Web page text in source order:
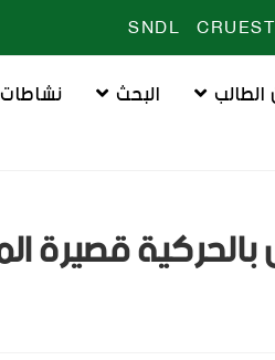
CRUEST
SNDL
البحث
بالحركية قصيرة